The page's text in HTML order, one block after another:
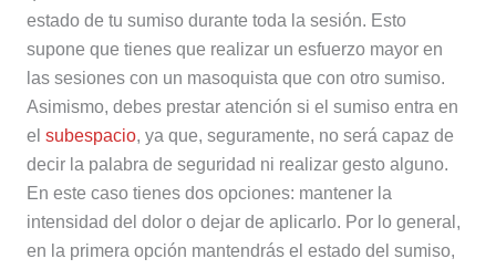
estado de tu sumiso durante toda la sesión. Esto
supone que tienes que realizar un esfuerzo mayor en
las sesiones con un masoquista que con otro sumiso.
Asimismo, debes prestar atención si el sumiso entra en
elsubespacio, ya que, seguramente, no será capaz de
decir la palabra de seguridad ni realizar gesto alguno.
En este caso tienes dos opciones: mantener la
intensidad del dolor o dejar de aplicarlo. Por lo general,
en la primera opción mantendrás el estado del sumiso,